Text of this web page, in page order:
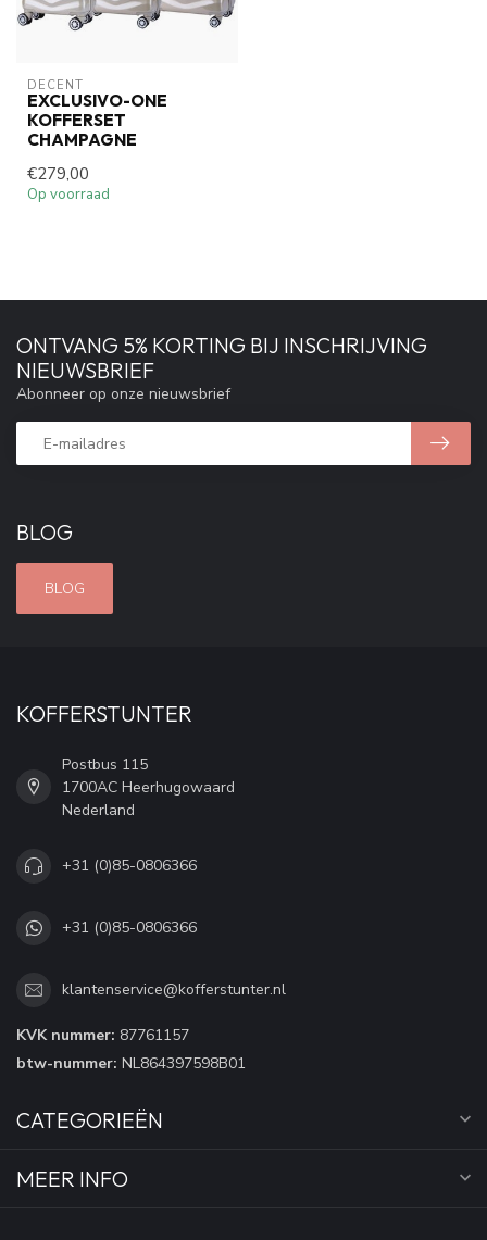
DECENT
EXCLUSIVO-ONE
KOFFERSET
CHAMPAGNE
€279,00
Op voorraad
BLOG
BLOG
ONTVANG 5% KORTING BIJ INSCHRIJVING
NIEUWSBRIEF
Abonneer op onze nieuwsbrief
KOFFERSTUNTER
Postbus 115
1700AC Heerhugowaard
Nederland
+31 (0)85-0806366
+31 (0)85-0806366
klantenservice@kofferstunter.nl
KVK nummer: 87761157
btw-nummer: NL864397598B01
CATEGORIEËN
MEER INFO